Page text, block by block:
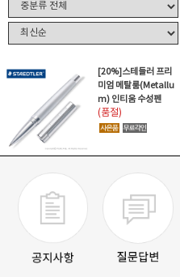
[20%]스테들러 프리
미엄 메탈룸(Metallu
m) 인티움 수성펜
(품절)